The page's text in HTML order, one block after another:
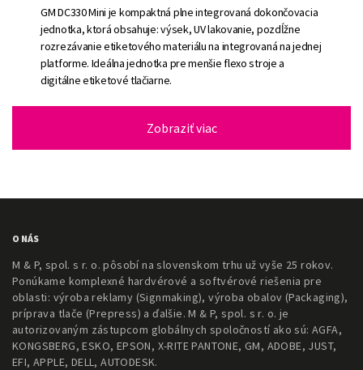
GM DC330 Mini je kompaktná plne integrovaná dokončovacia
jednotka, ktorá obsahuje: výsek, UV lakovanie, pozdĺžne
rozrezávanie etiketového materiálu na integrovaná na jednej
platforme. Ideálna jednotka pre menšie flexo stroje a
digitálne etiketové tlačiarne.
Zobraziť viac
O NÁS
M & P, spol. s r. o. pôsobí na slovenskom trhu už vyše 25 rokov.
Ponúkame komplexné hardvérové a softvérové riešenia pre
oblasti: výroba reklamy (Signmaking), výroba obalov (Packaging),
príprava tlače (Prepress) a ďalšie. M & P, spol. s r. o. je
autorizovaným zástupcom globálnych spoločností ako sú: AGFA,
KONGSBERG, ESKO, EPSON, X-RITE PANTONE, GM, ADOBE, JUST,
EFI, APPLE, DELL, AUTODESK.